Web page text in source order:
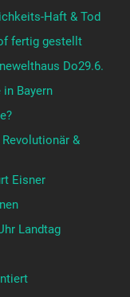
Haft & Tod
fertig gestellt
Do29.6.
Bayern
&
Eisner
Landtag